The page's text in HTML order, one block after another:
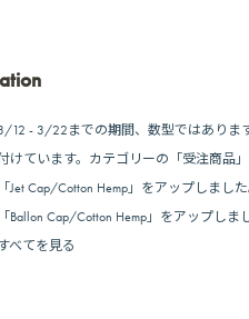
12 - 3/22までの期間、数型ではありま
けています。カテゴリーの「受注商品
「Jet Cap/Cotton Hemp」をアップしました
「Ballon Cap/Cotton Hemp」をアップしま
べてを見る